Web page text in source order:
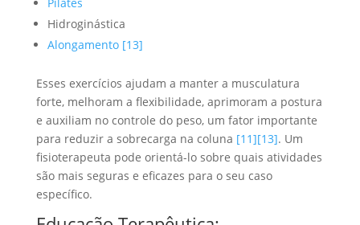
Hidroginástica
Alongamento [13]
Esses exercícios ajudam a manter a musculatura
forte, melhoram a flexibilidade, aprimoram a postura
e auxiliam no controle do peso, um fator importante
para reduzir a sobrecarga na coluna [11][13]. Um
fisioterapeuta pode orientá-lo sobre quais atividades
são mais seguras e eficazes para o seu caso
específico.